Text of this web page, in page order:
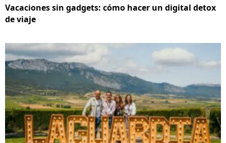
Vacaciones sin gadgets: cómo hacer un digital detox
de viaje